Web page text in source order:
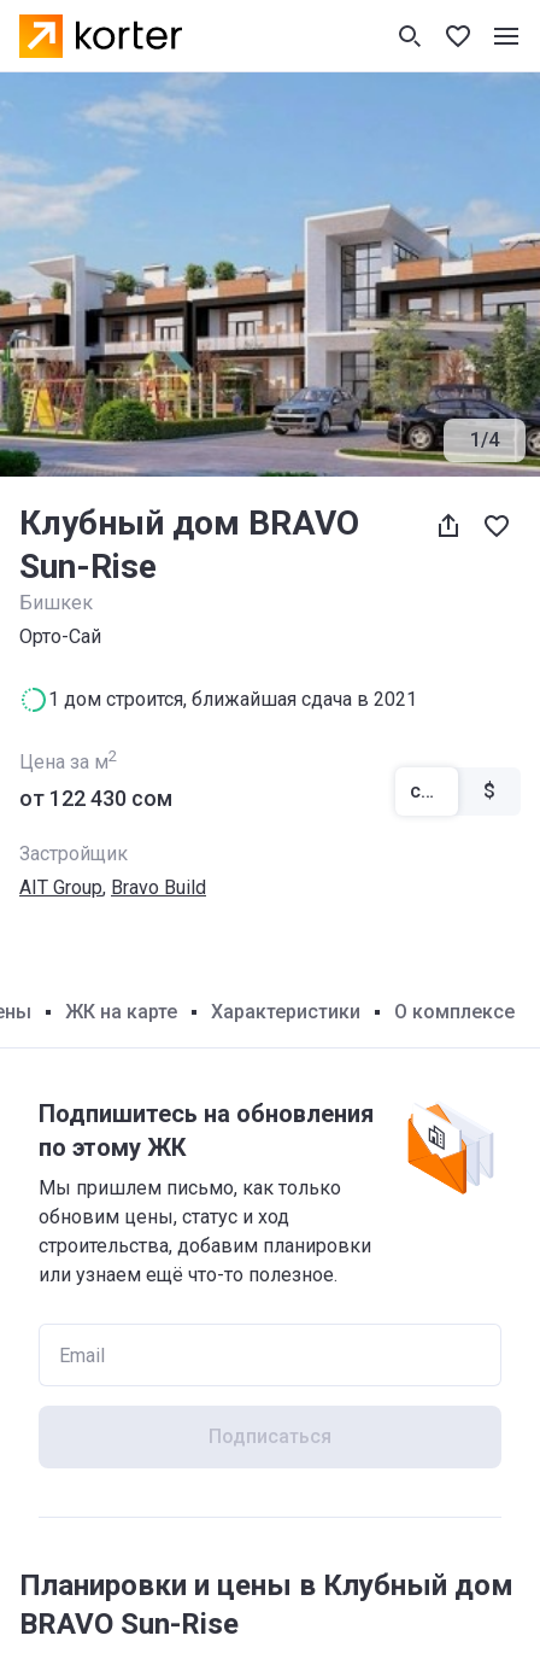
1/4
Клубный дом BRAVO
Sun-Rise
Бишкек
Орто-Сай
1 дом строится, ближайшая сдача в 2021
Цена за м2
от ‍122 430 сом сом $
Застройщик
AIT Group, Bravo Build
ЖК на карте Характеристики О комплексе
Подпишитесь на обновления
по этому ЖК
Мы пришлем письмо, как только
обновим цены, статус и ход
строительства, добавим планировки
или узнаем ещё что-то полезное.
Подписаться
Планировки и цены в Клубный дом
BRAVO Sun-Rise